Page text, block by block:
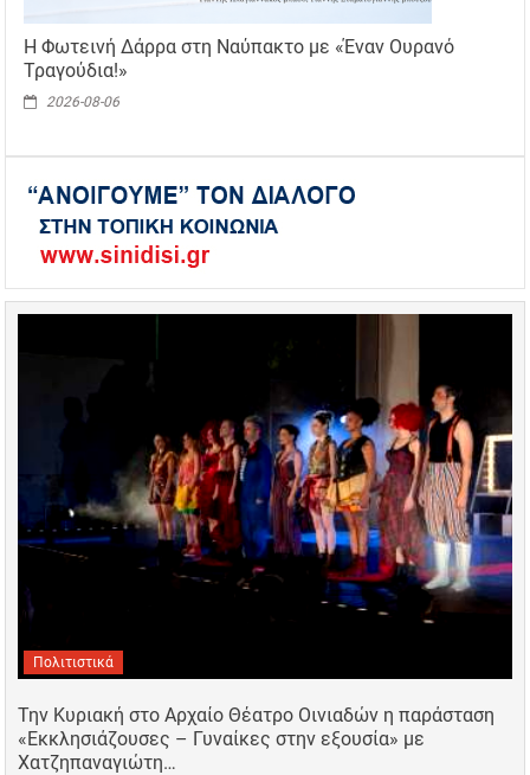
Η Φωτεινή Δάρρα στη Ναύπακτο με «Έναν Ουρανό
Τραγούδια!»
2026-08-06
Πολιτιστικά
Την Κυριακή στο Αρχαίο Θέατρο Οινιαδών η παράσταση
«Εκκλησιάζουσες – Γυναίκες στην εξουσία» με
Χατζηπαναγιώτη…